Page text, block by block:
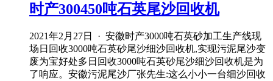
时产300450吨石英尾沙回收机
2021年2月27日 · 安徽时产3000吨石英砂加工生产线现
场日回收3000吨石英砂尾沙细沙回收机,实现污泥尾沙变
废为宝好处多日回收3000吨石英砂尾沙细沙回收机是为
了响应。安徽污泥尾沙厂张先生:这么小小一台细沙回收